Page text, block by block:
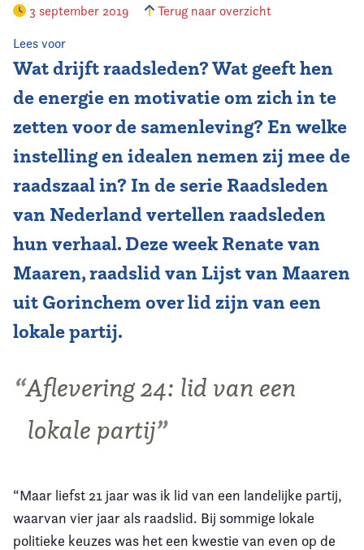
Vereniging
Contact
3 september 2019 Terug naar overzicht
Lees voor
Wat drijft raadsleden? Wat geeft hen
de energie en motivatie om zich in te
zetten voor de samenleving? En welke
instelling en idealen nemen zij mee de
raadszaal in? In de serie Raadsleden
van Nederland vertellen raadsleden
hun verhaal. Deze week Renate van
Maaren, raadslid van Lijst van Maaren
uit Gorinchem over lid zijn van een
lokale partij.
Aflevering 24: lid van een
lokale partij
“Maar liefst 21 jaar was ik lid van een landelijke partij,
waarvan vier jaar als raadslid. Bij sommige lokale
politieke keuzes was het een kwestie van even op de